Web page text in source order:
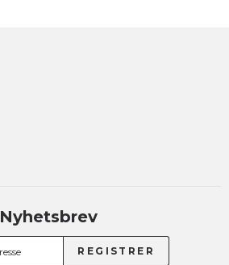
Nyhetsbrev